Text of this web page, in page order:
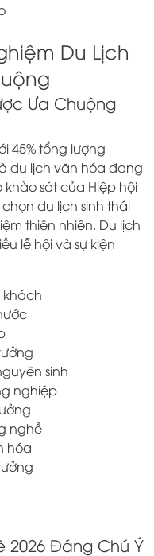
Du Lịch
Ưa Chuộng
45% tổng lượng
du lịch văn hóa đang
sát của Hiệp hội
du lịch sinh thái
thiên nhiên. Du lịch
lễ hội và sự kiện
khách
sinh
nghiệp
nghề
hóa
2026 Đáng Chú Ý